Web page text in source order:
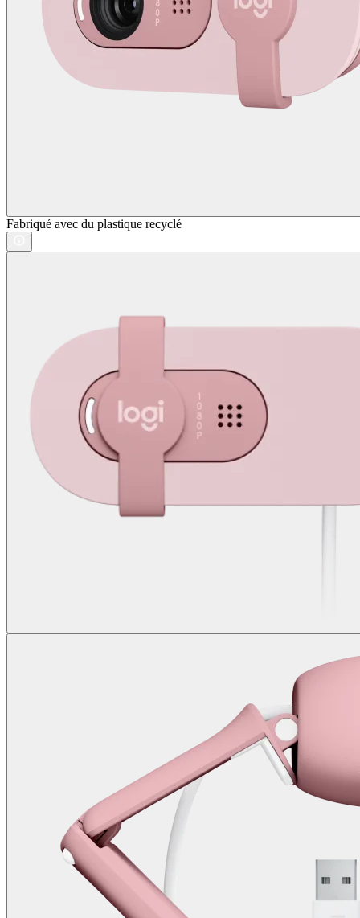
Fabriqué avec du plastique recyclé